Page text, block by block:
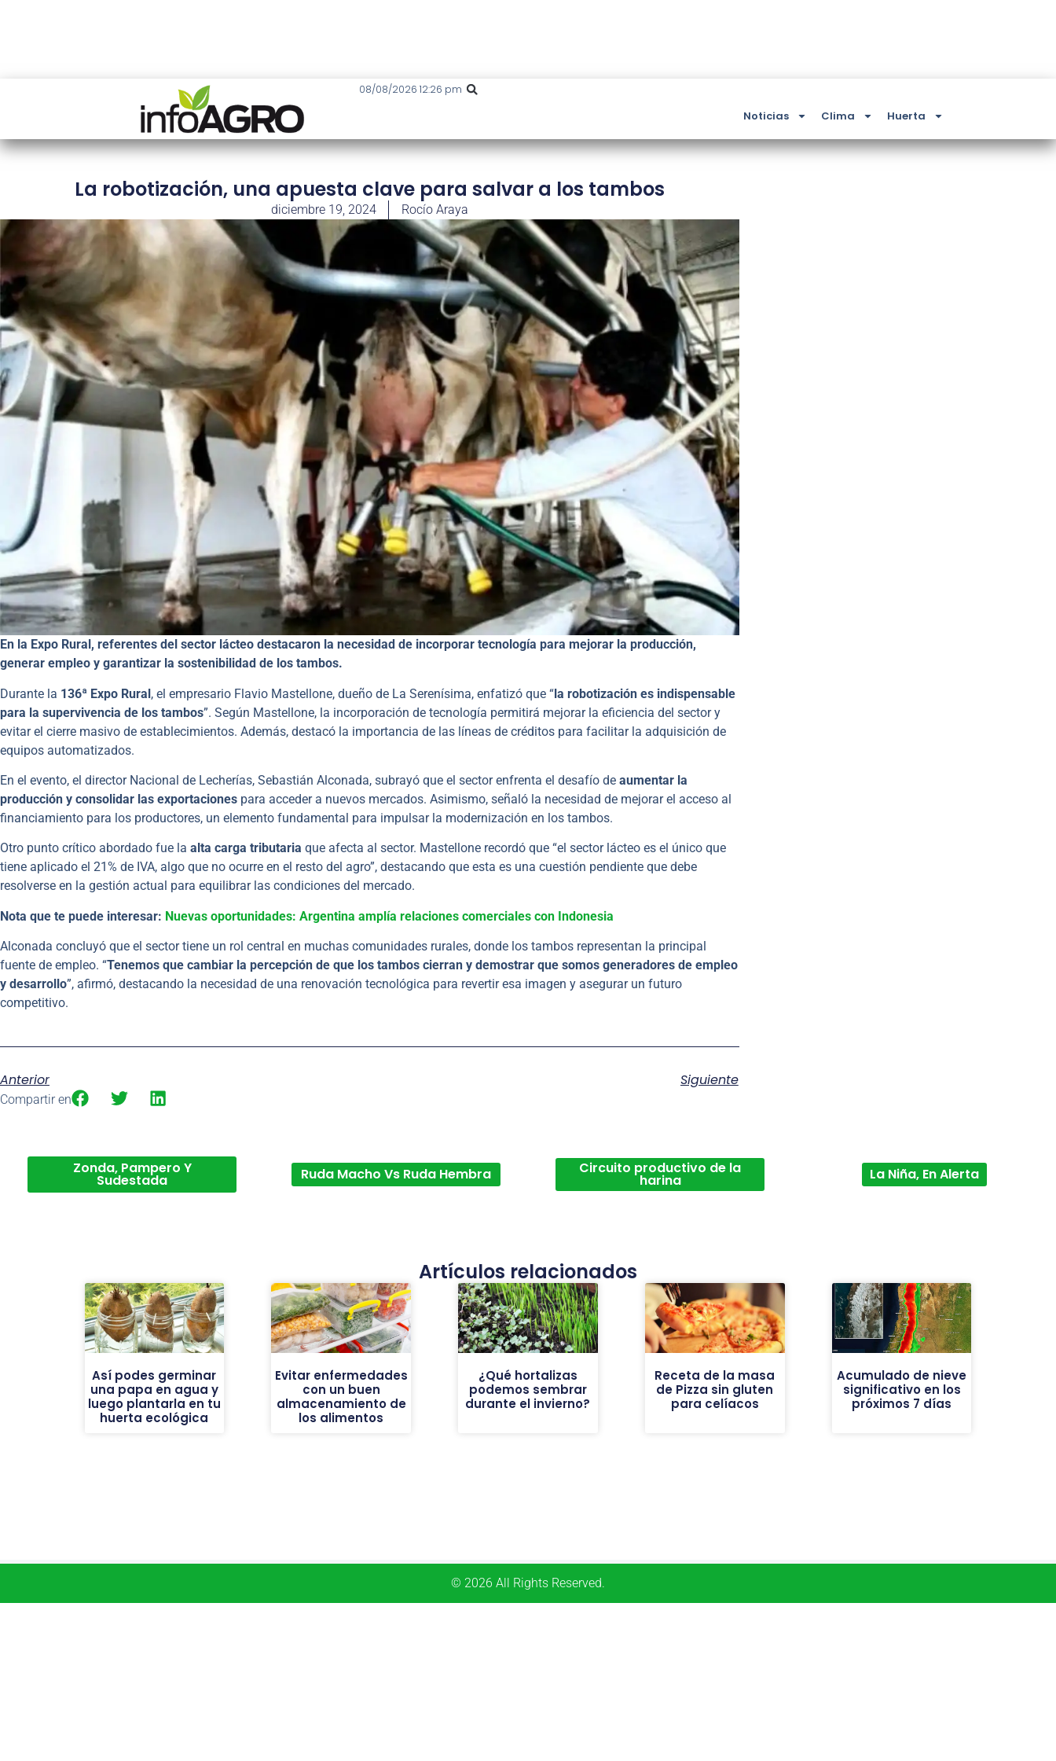
08/08/2026 12:26 pm
Noticias Clima Huerta
La robotización, una apuesta clave para salvar a los tambos
diciembre 19, 2024 Rocío Araya
En la Expo Rural, referentes del sector lácteo destacaron la necesidad de incorporar tecnología para mejorar la producción,
generar empleo y garantizar la sostenibilidad de los tambos.
Durante la 136ª Expo Rural, el empresario Flavio Mastellone, dueño de La Serenísima, enfatizó que “la robotización es indispensable
para la supervivencia de los tambos”. Según Mastellone, la incorporación de tecnología permitirá mejorar la eficiencia del sector y
evitar el cierre masivo de establecimientos. Además, destacó la importancia de las líneas de créditos para facilitar la adquisición de
equipos automatizados.
En el evento, el director Nacional de Lecherías, Sebastián Alconada, subrayó que el sector enfrenta el desafío de aumentar la
producción y consolidar las exportaciones para acceder a nuevos mercados. Asimismo, señaló la necesidad de mejorar el acceso al
financiamiento para los productores, un elemento fundamental para impulsar la modernización en los tambos.
Otro punto crítico abordado fue la alta carga tributaria que afecta al sector. Mastellone recordó que “el sector lácteo es el único que
tiene aplicado el 21% de IVA, algo que no ocurre en el resto del agro”, destacando que esta es una cuestión pendiente que debe
resolverse en la gestión actual para equilibrar las condiciones del mercado.
Nota que te puede interesar: Nuevas oportunidades: Argentina amplía relaciones comerciales con Indonesia
Alconada concluyó que el sector tiene un rol central en muchas comunidades rurales, donde los tambos representan la principal
fuente de empleo. “Tenemos que cambiar la percepción de que los tambos cierran y demostrar que somos generadores de empleo
y desarrollo”, afirmó, destacando la necesidad de una renovación tecnológica para revertir esa imagen y asegurar un futuro
competitivo.
Anterior Siguiente
Compartir en
Zonda, Pampero Y
Sudestada Ruda Macho Vs Ruda Hembra Circuito productivo de la
harina La Niña, En Alerta
Artículos relacionados
Así podes germinar
una papa en agua y
luego plantarla en tu
huerta ecológica
Evitar enfermedades
con un buen
almacenamiento de
los alimentos
¿Qué hortalizas
podemos sembrar
durante el invierno?
Receta de la masa
de Pizza sin gluten
para celíacos
Acumulado de nieve
significativo en los
próximos 7 días
© 2026 All Rights Reserved.